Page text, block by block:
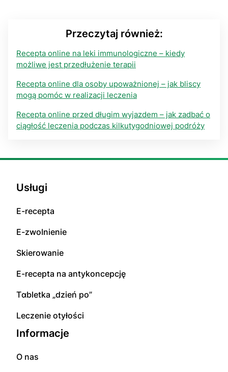
Przeczytaj również:
Recepta online na leki immunologiczne – kiedy
możliwe jest przedłużenie terapii
Recepta online dla osoby upoważnionej – jak bliscy
mogą pomóc w realizacji leczenia
Recepta online przed długim wyjazdem – jak zadbać o
ciągłość leczenia podczas kilkutygodniowej podróży
Usługi
E-rесерta
E-zwоInіenіе
Skierowanie
E-rесерta na аntуkоnсерсję
Tɑbletka „dzień po”
Leczenie otyłości
Informacje
O nas